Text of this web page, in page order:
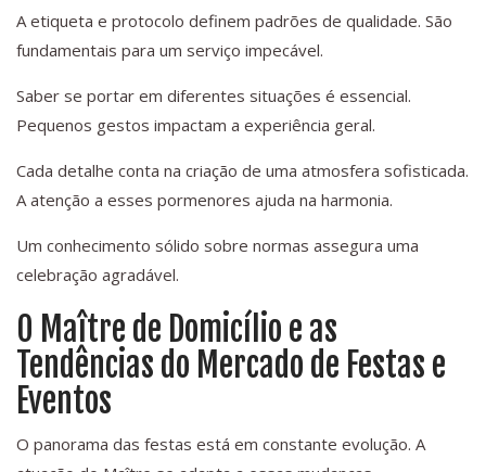
A etiqueta e protocolo definem padrões de qualidade. São
fundamentais para um serviço impecável.
Saber se portar em diferentes situações é essencial.
Pequenos gestos impactam a experiência geral.
Cada detalhe conta na criação de uma atmosfera sofisticada.
A atenção a esses pormenores ajuda na harmonia.
Um conhecimento sólido sobre normas assegura uma
celebração agradável.
O Maître de Domicílio e as
Tendências do Mercado de Festas e
Eventos
O panorama das festas está em constante evolução. A